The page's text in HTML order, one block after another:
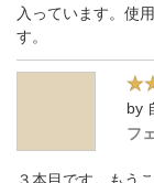
入っています。使
す。
by
フ